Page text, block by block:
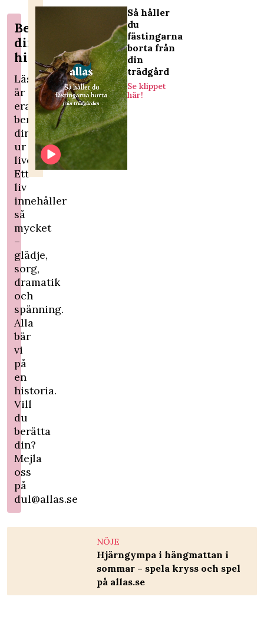
Berätta
din
historia!
Läsarberättelser
är
era
berättelser
direkt
ur
livet.
Ett
liv
innehåller
så
mycket
–
glädje,
sorg,
dramatik
och
spänning.
Alla
bär
vi
på
en
historia.
Vill
du
berätta
din?
Mejla
oss
på
dul@allas.se
Så håller
du
fästingarna
borta från
din
trädgård
Se klippet
här!
NÖJE
Hjärngympa i hängmattan i
sommar – spela kryss och spel
på allas.se